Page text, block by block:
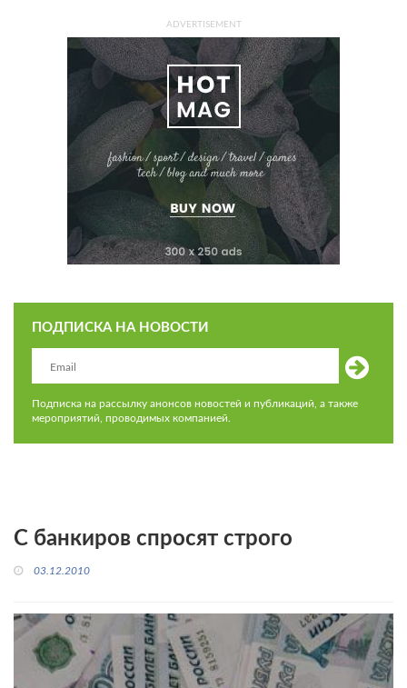
ADVERTISEMENT
ПОДПИСКА НА НОВОСТИ
Подписка на рассылку анонсов новостей и публикаций, а также
мероприятий, проводимых компанией.
С банкиров спросят строго
03.12.2010